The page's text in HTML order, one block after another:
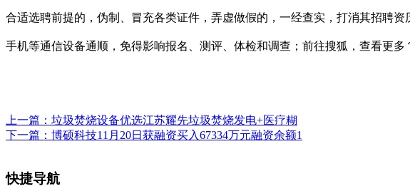
合适选聘前提的，伪制、冒充各类证件，弄虚做假的，一经查实，打消其招聘
手机等通信设备通顺，免得影响报名、测评、体检和调查；前往搜狐，查看更多
上一篇： 垃圾焚烧设备优选江苏耀先垃圾焚烧发电+医疗糊
下一篇： 博硕科技11月20日获融资买入67334万元融资余额1
快捷导航